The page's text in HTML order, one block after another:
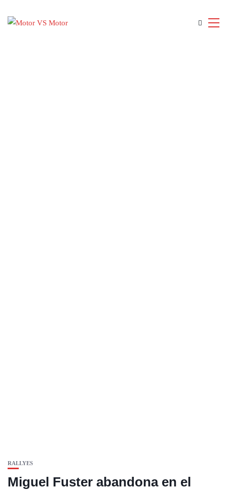
RALLYES
Miguel Fuster abandona en el